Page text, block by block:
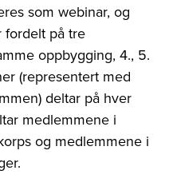
som webinar, og
fordelt på tre
oppbygging, 4., 5.
(representert med
deltar på hver
medlemmene i
og medlemmene i